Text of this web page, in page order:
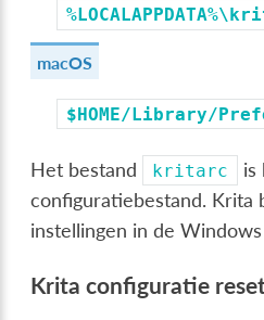
macOS
$HOME/Library/
Het bestand kritarc
is
configuratiebestand. Krita
instellingen in de
Krita configuratie